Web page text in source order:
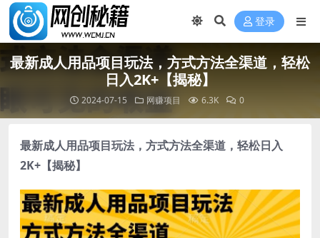
登录
最新成人用品项目玩法，方式方法全渠道，轻松
日入2K+【揭秘】
2024-07-15 网赚项目 6.3K 0
最新成人用品项目玩法 ，方式方法全渠道，轻松日入
2K+【揭秘】